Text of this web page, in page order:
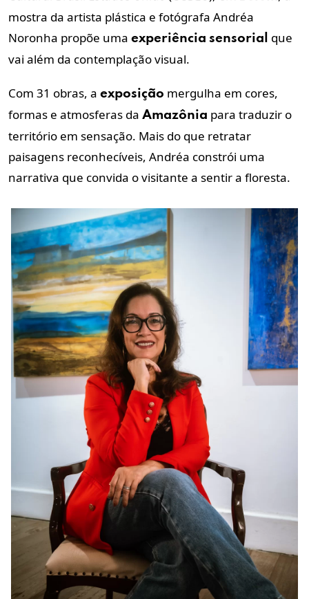
mostra da artista plástica e fotógrafa Andréa
Noronha propõe uma experiência sensorial
que
vai além da contemplação visual.
Com 31 obras, a exposição mergulha em cores,
formas e atmosferas da Amazônia para traduzir o
território em sensação. Mais do que retratar
paisagens reconhecíveis, Andréa constrói uma
narrativa que convida o visitante a sentir a floresta.